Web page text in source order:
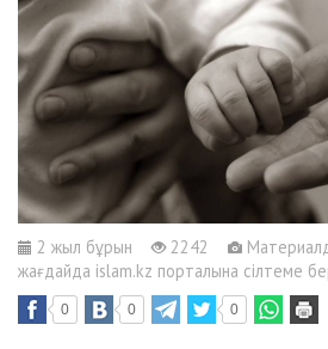
2 жыл бұрын 2242
жағдайда islam.kz порталына сілтеме
0 0 0